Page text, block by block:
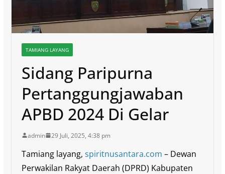
TAMIANG LAYANG
Sidang Paripurna
Pertanggungjawaban
APBD 2024 Di Gelar
admin 29 Juli, 2025, 4:38 pm
Tamiang layang, spiritnusantara.com – Dewan
Perwakilan Rakyat Daerah (DPRD) Kabupaten